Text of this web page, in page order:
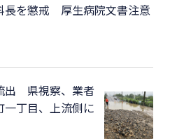
長を懲戒 厚生病院文書注意
出 県視察、業者
丁目、上流側に